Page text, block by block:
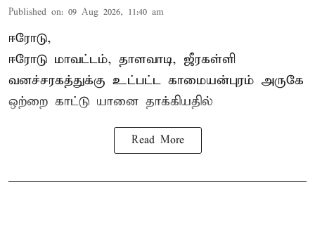
Published on: 09 Aug 2026, 11:40 am
ஈரோடு,
ஈரோடு மாவட்டம், தாளவாடி, ஜீரகள்ளி
வனச்சரகத்துக்கு உட்பட்ட காமையன்புரம் அருகே
ஒற்றை காட்டு யானை தாக்கியதில்
Read More